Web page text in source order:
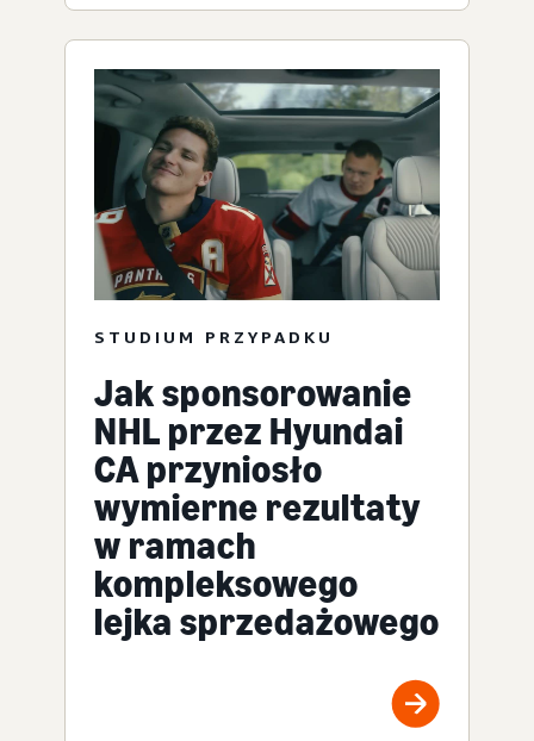
STUDIUM PRZYPADKU
Jak sponsorowanie
NHL przez Hyundai
CA przyniosło
wymierne rezultaty
w ramach
kompleksowego
lejka sprzedażowego